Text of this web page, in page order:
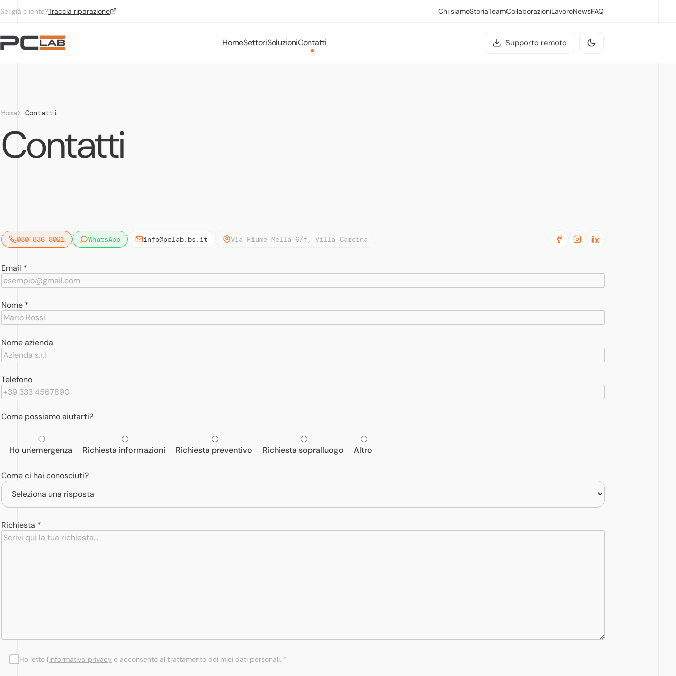
Sei già cliente?Traccia riparazione Chi siamoStoriaTeamCollaborazioniLavoroNewsFAQ
HomeSettoriSoluzioniContatti Supporto remoto
Home Contatti
Contatti
030 836 8021 WhatsApp info@pclab.bs.it Via Fiume Mella 6/f, Villa Carcina
Email *
Nome *
Nome azienda
Telefono
Come possiamo aiutarti?
Ho un'emergenza Richiesta informazioni Richiesta preventivo Richiesta sopralluogo Altro
Come ci hai conosciuti?
Richiesta *
Ho letto l'informativa privacy e acconsento al trattamento dei miei dati personali. *